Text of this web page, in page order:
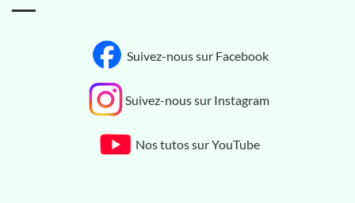
Suivez-nous sur Facebook
Suivez-nous sur Instagram
Nos tutos sur YouTube